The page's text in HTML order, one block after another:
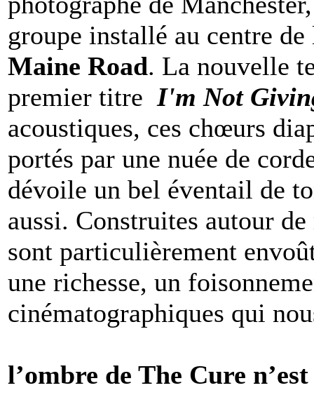
groupe installé au centre
Maine Road. La nouvelle
premier titre I'm Not
acoustiques, ces chœurs
portés par une nuée de
dévoile un bel éventail de
aussi. Construites autour
sont particulièrement
une richesse, un
cinématographiques qui
l’ombre de The Cure